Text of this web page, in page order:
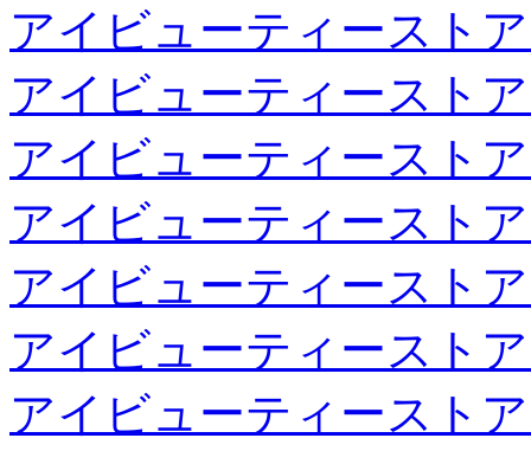
アイビューティースト
アイビューティースト
アイビューティースト
アイビューティースト
アイビューティースト
アイビューティースト
アイビューティースト